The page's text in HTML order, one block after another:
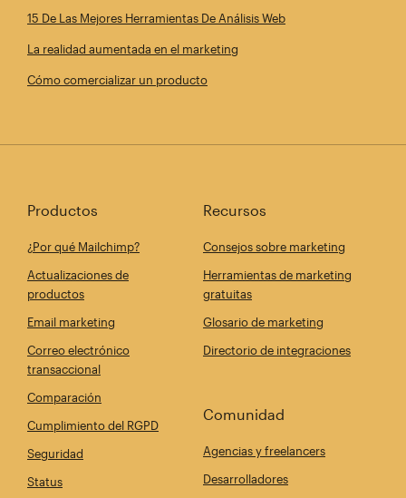
15 De Las Mejores Herramientas De Análisis Web
La realidad aumentada en el marketing
Cómo comercializar un producto
Productos
¿Por qué Mailchimp?
Actualizaciones de
productos
Email marketing
Correo electrónico
transaccional
Comparación
Cumplimiento del RGPD
Seguridad
Status
Recursos
Consejos sobre marketing
Herramientas de marketing
gratuitas
Glosario de marketing
Directorio de integraciones
Comunidad
Agencias y freelancers
Desarrolladores